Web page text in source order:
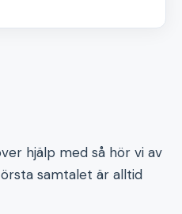
hjälp med så hör vi av
samtalet är alltid